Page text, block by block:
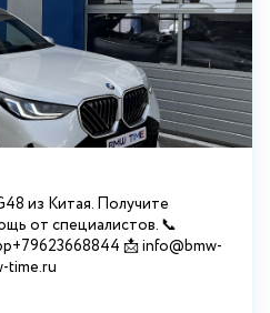
из Китая. Получите
от специалистов. 📞
📩 info@bmw-
time.ru